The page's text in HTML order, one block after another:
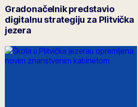
Gradonačelnik predstavio
digitalnu strategiju za Plitvička
jezera